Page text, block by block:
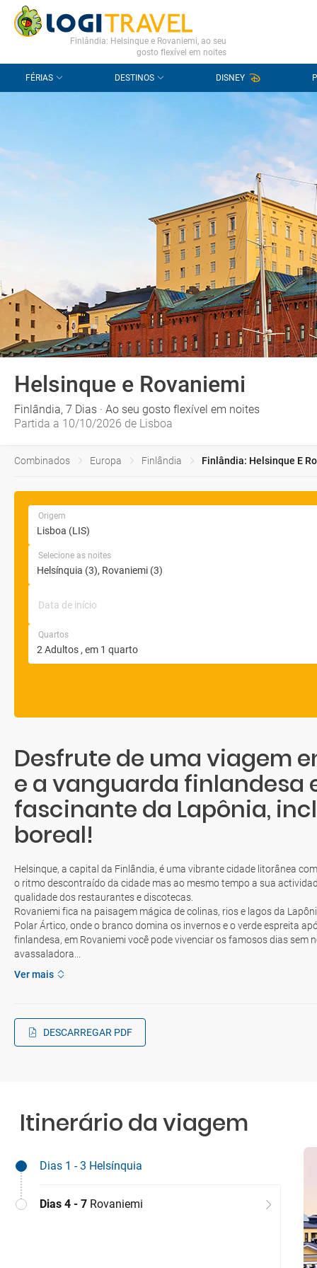
CONTACTO PERGUNTAS FREQUENTES
Finlândia: Helsinque e Rovaniemi, ao seu
gosto flexível em noites
FÉRIAS DESTINOS DISNEY
Helsinque e Rovaniemi
Finlândia, 7 Dias · Ao seu gosto flexível em noites
Partida a 10/10/2026 de Lisboa
Combinados Europa Finlândia Finlândia: Helsinque E
Origem
Selecione as noites
Data de início
Quartos
Desfrute de uma viagem
e a vanguarda finlandesa
fascinante da Lapônia,
boreal!
Helsinque, a capital da Finlândia, é uma vibrante cidade litorânea
o ritmo descontraído da cidade mas ao mesmo tempo a sua
qualidade dos restaurantes e discotecas.
Rovaniemi fica na paisagem mágica de colinas, rios e lagos da
Polar Ártico, onde o branco domina os invernos e o verde espreita
finlandesa, em Rovaniemi você pode vivenciar os famosos dias sem
avassaladora...
Ver mais
DESCARREGAR PDF
Itinerário da viagem
Dias 1 - 3 Helsínquia
Dias 4 - 7 Rovaniemi